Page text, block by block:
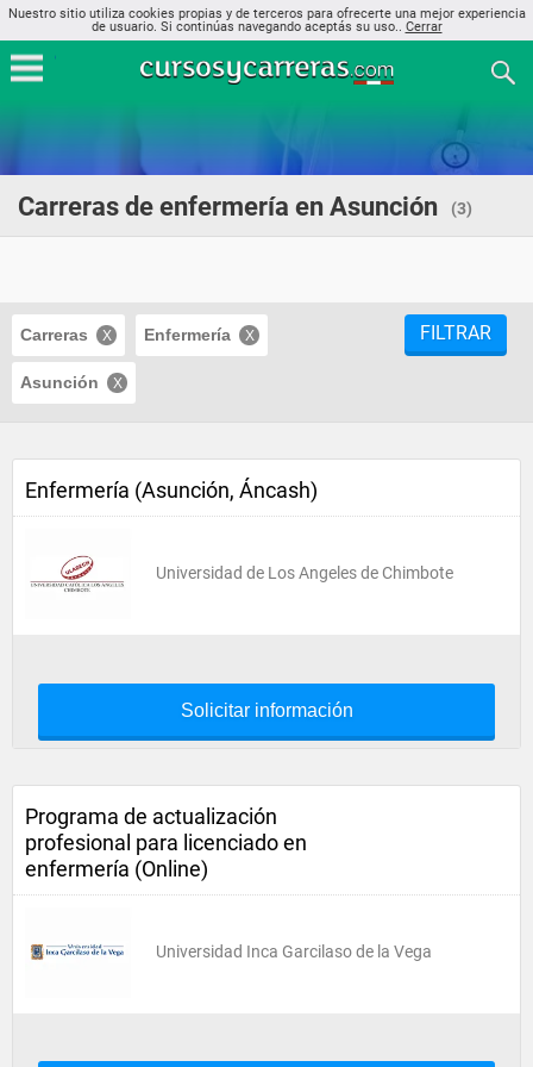
Nuestro sitio utiliza cookies propias y de terceros para ofrecerte una mejor experiencia
de usuario. Si continúas navegando aceptás su uso.. Cerrar
Carreras de enfermería en Asunción (3)
Carreras Enfermería
Asunción
FILTRAR
Enfermería (Asunción, Áncash)
Universidad de Los Angeles de Chimbote
Solicitar información
Programa de actualización
profesional para licenciado en
enfermería (Online)
Universidad Inca Garcilaso de la Vega